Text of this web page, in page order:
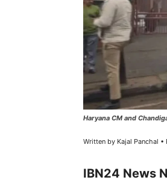
Haryana CM and
Written by Kajal Panchal
IBN24 News